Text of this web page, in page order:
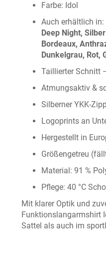
Farbe: Idol
Auch erhältlich in:
Deep Night,
Bordeaux,
Dunkelgrau, Rot,
Taillierter Schnitt
Atmungsaktiv &
SilbernerYKK-
Logoprints an
Hergestellt in
Größengetreu
Material: 91 %
Pflege: 40 °C
Mit klarer Optik und
Funktionslangarmshirt
Sattel als auch im